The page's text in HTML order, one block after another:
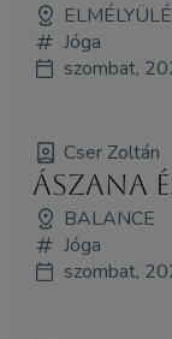
Jóga
szombat,
Cser Zoltán
Ászana
BALANCE
Jóga
szombat,